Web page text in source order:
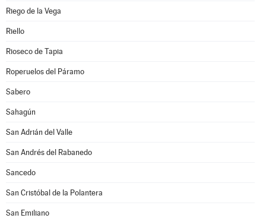
Riego de la Vega
Riello
Rioseco de Tapia
Roperuelos del Páramo
Sabero
Sahagún
San Adrián del Valle
San Andrés del Rabanedo
Sancedo
San Cristóbal de la Polantera
San Emiliano